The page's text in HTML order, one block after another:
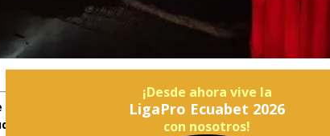
el Cuerpo de Bomberos de Quito respondió a una
Un incendio estructural consumió parte de una
¡Desde ahora vive la
LigaPro Ecuabet 2026
con nosotros!